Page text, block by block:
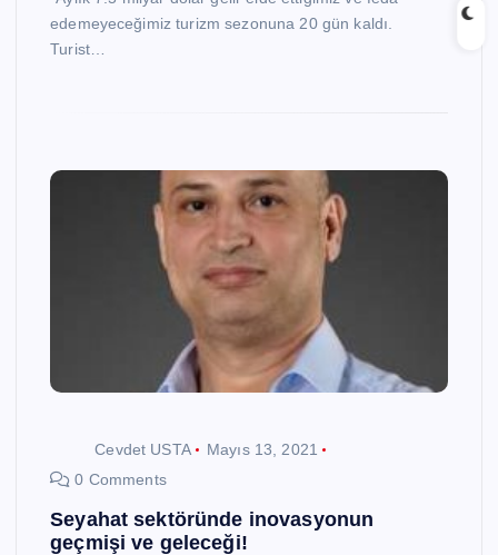
edemeyeceğimiz turizm sezonuna 20 gün kaldı.
Turist…
Cevdet USTA
Mayıs 13, 2021
0 Comments
Seyahat sektöründe inovasyonun
geçmişi ve geleceği!